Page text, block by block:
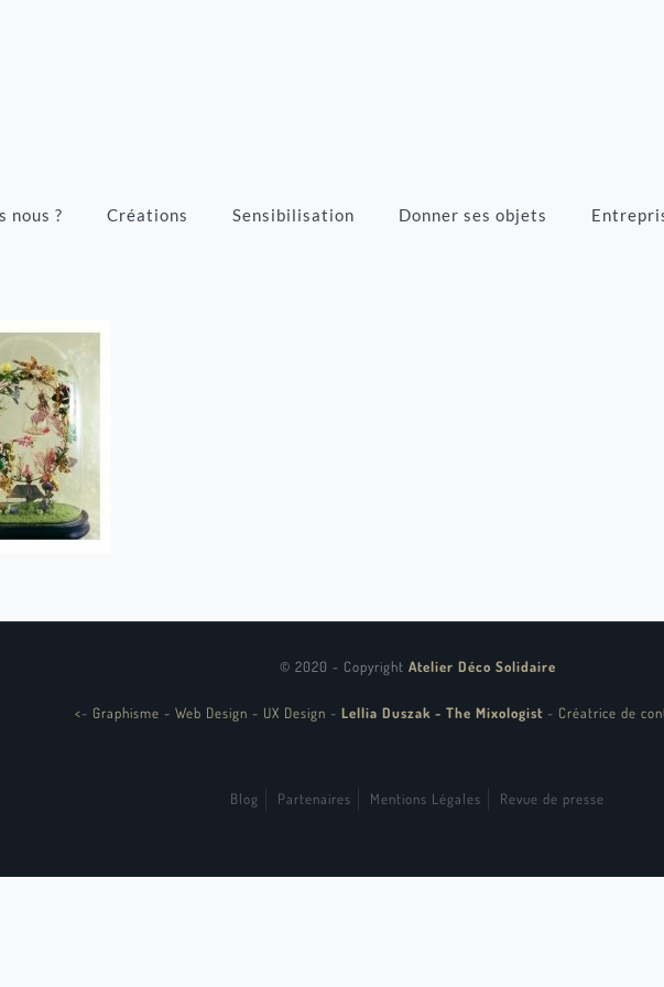
nous ? Créations Sensibilisation Donner ses objets
© 2020 - Copyright Atelier Déco Solidaire
<- Graphisme - Web Design - UX Design - Lellia Duszak - The Mixologist - Créatrice de
Blog Partenaires Mentions Légales Revue de presse